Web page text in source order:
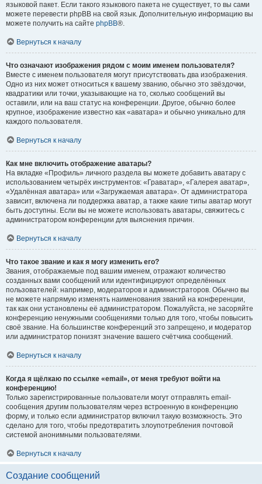
языковой пакет. Если такого языкового пакета не существует, то вы сами
можете перевести phpBB на свой язык. Дополнительную информацию вы
можете получить на сайте phpBB®.
Вернуться к началу
Что означают изображения рядом с моим именем пользователя?
Вместе с именем пользователя могут присутствовать два изображения.
Одно из них может относиться к вашему званию, обычно это звёздочки,
квадратики или точки, указывающие на то, сколько сообщений вы
оставили, или на ваш статус на конференции. Другое, обычно более
крупное, изображение известно как «аватара» и обычно уникально для
каждого пользователя.
Вернуться к началу
Как мне включить отображение аватары?
На вкладке «Профиль» личного раздела вы можете добавить аватару с
использованием четырёх инструментов: «Граватар», «Галерея аватар»,
«Удалённая аватара» или «Загружаемая аватара». От администратора
зависит, включена ли поддержка аватар, а также какие типы аватар могут
быть доступны. Если вы не можете использовать аватары, свяжитесь с
администратором конференции для выяснения причин.
Вернуться к началу
Что такое звание и как я могу изменить его?
Звания, отображаемые под вашим именем, отражают количество
созданных вами сообщений или идентифицируют определённых
пользователей: например, модераторов и администраторов. Обычно вы
не можете напрямую изменять наименования званий на конференции,
так как они установлены её администратором. Пожалуйста, не засоряйте
конференцию ненужными сообщениями только для того, чтобы повысить
своё звание. На большинстве конференций это запрещено, и модератор
или администратор понизят значение вашего счётчика сообщений.
Вернуться к началу
Когда я щёлкаю по ссылке «email», от меня требуют войти на
конференцию!
Только зарегистрированные пользователи могут отправлять email-
сообщения другим пользователям через встроенную в конференцию
форму, и только если администратор включил такую возможность. Это
сделано для того, чтобы предотвратить злоупотребления почтовой
системой анонимными пользователями.
Вернуться к началу
Создание сообщений